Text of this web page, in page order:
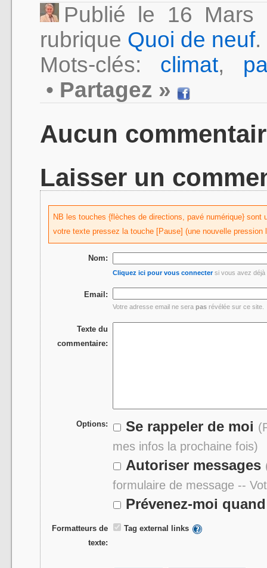
Publié le 16
rubrique Quoi de neuf.
Mots-clés: climat,
• Partagez »
Aucun
Laisser un
NB les touches {flèches de directions, pavé numérique}
votre texte pressez la touche [Pause] (une nouvelle pression
Nom:
Cliquez ici pour vous connectersi vous avez déjà
Email:
Votre adresse email ne serapas révélée sur ce site.
Texte du
commentaire:
Options: Se rappeler de moi
mes infos la prochaine fois)
Autoriser messages
formulaire de message --
Prévenez-moi
Formatteurs de
texte:
Tag external links